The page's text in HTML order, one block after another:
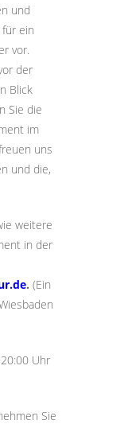
und
ein
vor.
der
Blick
Sie die
im
uns
und die,
weitere
in der
. (Ein
Uhr
Sie